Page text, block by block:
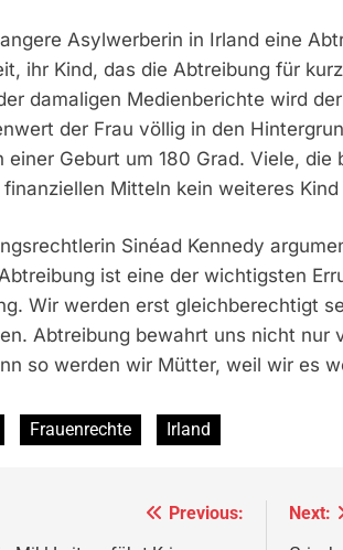
Asylwerberin in Irland eine
ihr Kind, das die Abtreibung für
damaligen Medienberichte wird
der Frau völlig in den
Geburt um 180 Grad. Viele,
Mitteln kein weiteres
Sinéad Kennedy
ist eine der wichtigsten
Wir werden erst gleichberechtigt
Abtreibung bewahrt uns nicht
so werden wir Mütter, weil wir es
Frauenrechte Irland
Previous:
Next: